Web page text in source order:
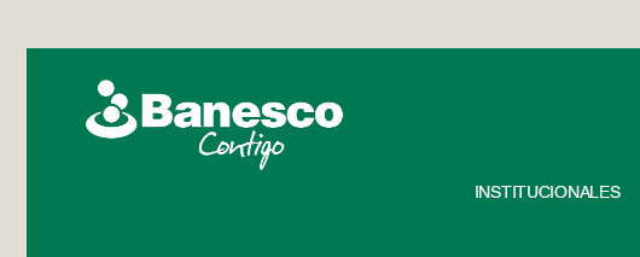
INSTITUCIONALES